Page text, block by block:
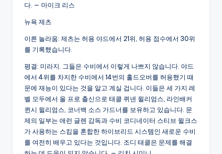
다. — 마이크 리스
뉴욕 제츠
이른 놀라움: 제츠는 허용 야드에서 21위, 허용 점수에서 30위
를 기록했습니다.
평결: 미라지. 그들은 수비에서 이렇게 나쁘지 않습니다. 야드
에서 4위를 차지한 수비에서 14번의 홀드오버를 허용했기 때
문에 재능이 있다는 것을 알고 계실 겁니다. 이들은 세 가지 레
벨 모두에서 올 프로 출신으로 태클 퀴넨 윌리엄스, 라인배커
퀸시 윌리엄스, 코너백 소스 가드너를 보유하고 있습니다. 문
제의 일부는 애런 글렌 감독과 수비 코디네이터 스티브 윌크스
가 사용하는 스킴을 혼합한 하이브리드 시스템인 새로운 수비
를 여전히 배우고 있다는 것입니다. 조디 태클은 문제를 해결